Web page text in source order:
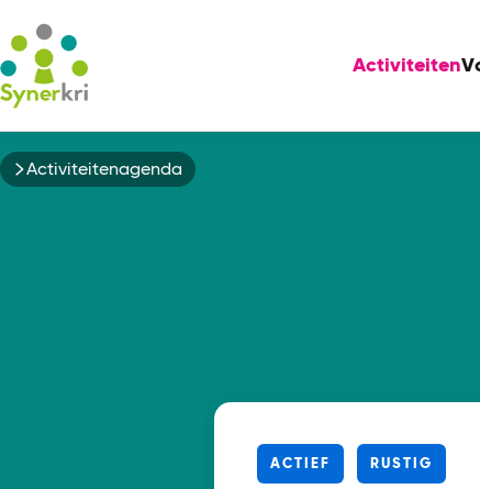
Activiteiten
Kruimelpad
Activiteitenagenda
ACTIEF RUSTIG